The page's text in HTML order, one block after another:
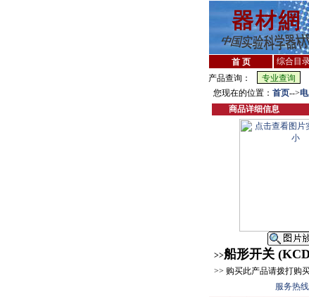
首 页 综合目
产品查询：
您现在的位置： 首页-->
商品详细信息
>>船形开关
>> 购买此产品请拨打购
服务热线